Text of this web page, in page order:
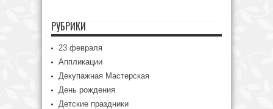
РУБРИКИ
23 февраля
Аппликации
Декупажная Мастерская
День рождения
Детские праздники